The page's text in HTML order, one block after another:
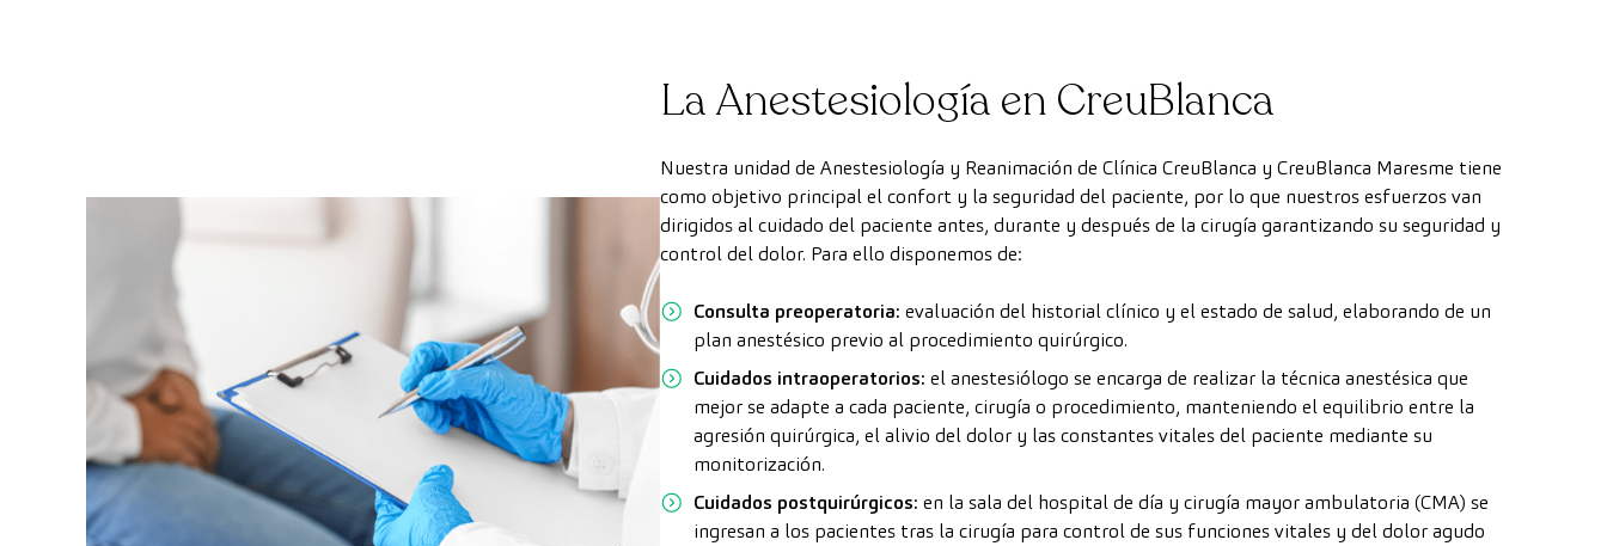
La Anestesiología en CreuBlanca
Nuestra unidad de Anestesiología y Reanimación de Clínica CreuBlanca y CreuBlanca Maresme tiene
como objetivo principal el confort y la seguridad del paciente, por lo que nuestros esfuerzos van
dirigidos al cuidado del paciente antes, durante y después de la cirugía garantizando su seguridad y
control del dolor. Para ello disponemos de:
Consulta preoperatoria: evaluación del historial clínico y el estado de salud, elaborando de un
plan anestésico previo al procedimiento quirúrgico.
Cuidados intraoperatorios: el anestesiólogo se encarga de realizar la técnica anestésica que
mejor se adapte a cada paciente, cirugía o procedimiento, manteniendo el equilibrio entre la
agresión quirúrgica, el alivio del dolor y las constantes vitales del paciente mediante su
monitorización.
Cuidados postquirúrgicos: en la sala del hospital de día y cirugía mayor ambulatoria (CMA) se
ingresan a los pacientes tras la cirugía para control de sus funciones vitales y del dolor agudo